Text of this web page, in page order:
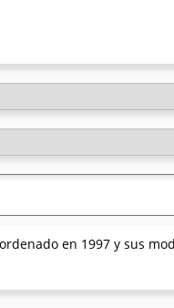
ordenado en 1997 y sus